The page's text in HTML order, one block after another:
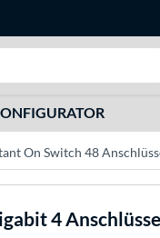
On Switch 48
4